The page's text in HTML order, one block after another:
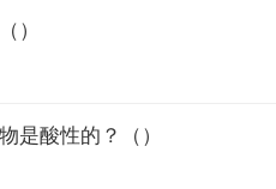
）
是酸性的？（）